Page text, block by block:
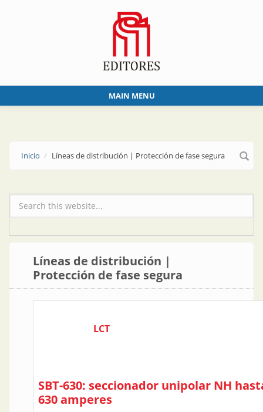
MAIN MENU
Inicio Líneas de distribución | Protección de fase segura
Formulario de búsqueda
Líneas de distribución |
Protección de fase segura
LCT
SBT-630: seccionador unipolar NH
630 amperes